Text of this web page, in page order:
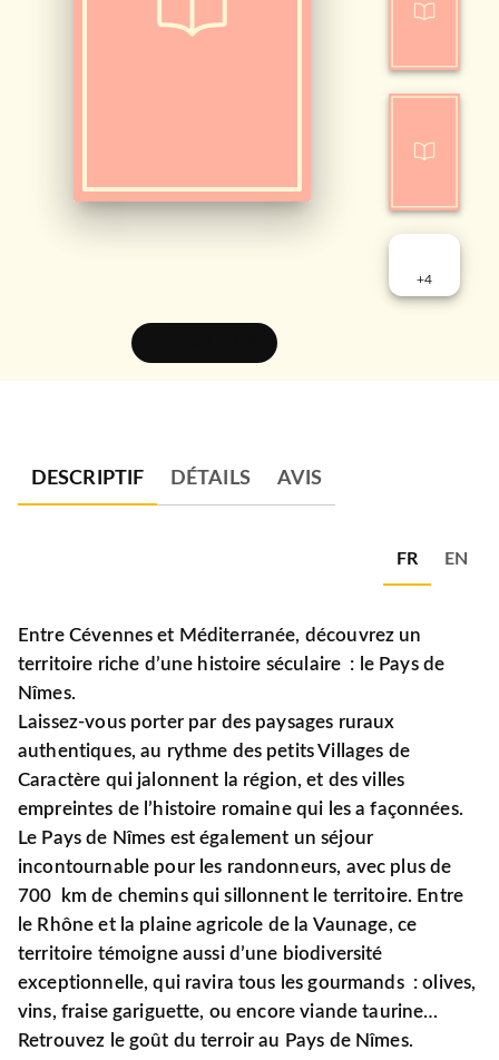
+4
DESCRIPTIF DÉTAILS AVIS
FR EN
Entre Cévennes et Méditerranée, découvrez un
territoire riche d’une histoire séculaire : le Pays de
Nîmes.
Laissez-vous porter par des paysages ruraux
authentiques, au rythme des petits Villages de
Caractère qui jalonnent la région, et des villes
empreintes de l’histoire romaine qui les a façonnées.
Le Pays de Nîmes est également un séjour
incontournable pour les randonneurs, avec plus de
700 km de chemins qui sillonnent le territoire. Entre
le Rhône et la plaine agricole de la Vaunage, ce
territoire témoigne aussi d’une biodiversité
exceptionnelle, qui ravira tous les gourmands : olives,
vins, fraise gariguette, ou encore viande taurine…
Retrouvez le goût du terroir au Pays de Nîmes.